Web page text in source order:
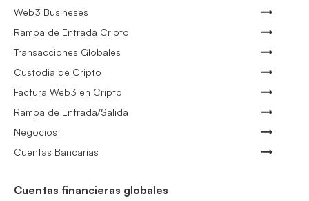
Web3 Busineses
Rampa de Entrada Cripto
Transacciones Globales
Custodia de Cripto
Factura Web3 en Cripto
Rampa de Entrada/Salida
Negocios
Cuentas Bancarias
Cuentas financieras globales